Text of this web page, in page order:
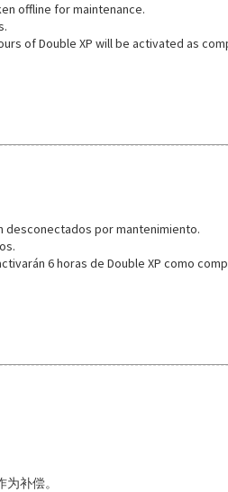
offline for maintenance.
of Double XP will be activated as
desconectados por mantenimiento.
6 horas de Double XP como
补偿。